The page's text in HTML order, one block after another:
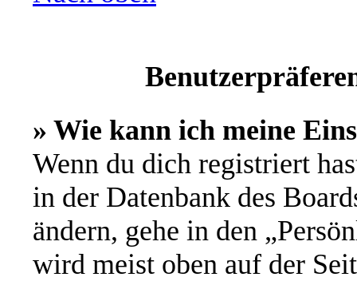
» Wie kann ich meine
Wenn du dich registriert
in der Datenbank des
ändern, gehe in den
wird meist oben auf der